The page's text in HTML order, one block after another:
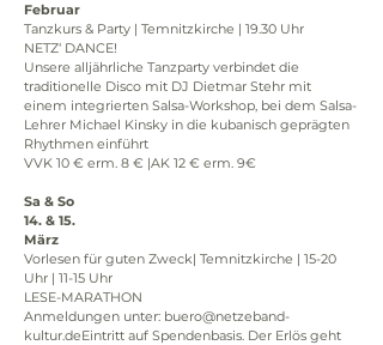
Februar
Tanzkurs & Party | Temnitzkirche | 19.30 Uhr
NETZ‘ DANCE!
Unsere alljährliche Tanzparty verbindet die
traditionelle Disco mit DJ Dietmar Stehr mit
einem integrierten Salsa-Workshop, bei dem Salsa-
Lehrer Michael Kinsky in die kubanisch geprägten
Rhythmen einführt
VVK 10 € erm. 8 € |AK 12 € erm. 9€
Sa & So
14. & 15.
März
Vorlesen für guten Zweck| Temnitzkirche | 15-20
Uhr | 11-15 Uhr
LESE-MARATHON
Anmeldungen unter: buero@netzeband-
kultur.deEintritt auf Spendenbasis. Der Erlös geht